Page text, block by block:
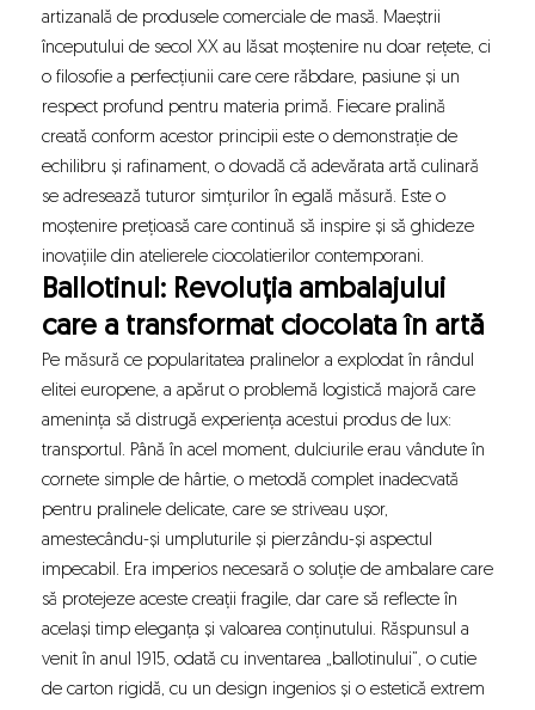
artizanală de produsele comerciale de masă. Maeștrii
începutului de secol XX au lăsat moștenire nu doar rețete, ci
o filosofie a perfecțiunii care cere răbdare, pasiune și un
respect profund pentru materia primă. Fiecare pralină
creată conform acestor principii este o demonstrație de
echilibru și rafinament, o dovadă că adevărata artă culinară
se adresează tuturor simțurilor în egală măsură. Este o
moștenire prețioasă care continuă să inspire și să ghideze
inovațiile din atelierele ciocolatierilor contemporani.
Ballotinul: Revoluția ambalajului
care a transformat ciocolata în artă
Pe măsură ce popularitatea pralinelor a explodat în rândul
elitei europene, a apărut o problemă logistică majoră care
amenința să distrugă experiența acestui produs de lux:
transportul. Până în acel moment, dulciurile erau vândute în
cornete simple de hârtie, o metodă complet inadecvată
pentru pralinele delicate, care se striveau ușor,
amestecându-și umpluturile și pierzându-și aspectul
impecabil. Era imperios necesară o soluție de ambalare care
să protejeze aceste creații fragile, dar care să reflecte în
același timp eleganța și valoarea conținutului. Răspunsul a
venit în anul 1915, odată cu inventarea „ballotinului”, o cutie
de carton rigidă, cu un design ingenios și o estetică extrem